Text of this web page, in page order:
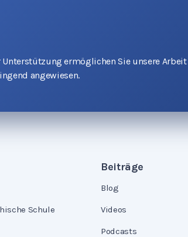
ermöglichen Sie unsere
angewiesen.
Schule
Beiträge
Blog
Videos
Podcasts